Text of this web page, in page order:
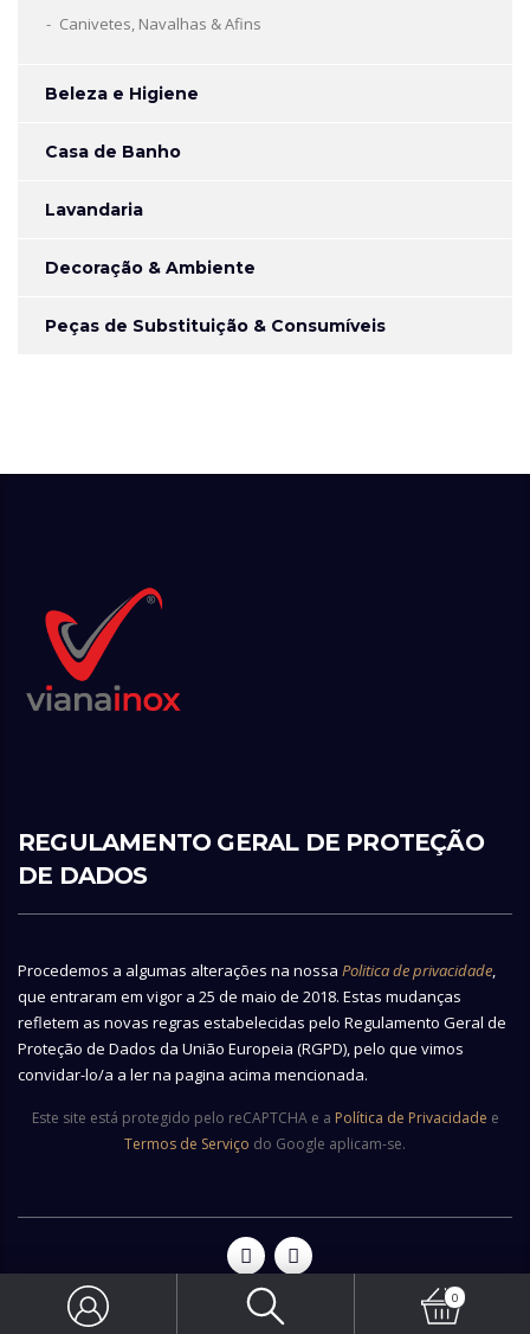
Canivetes, Navalhas & Afins
Beleza e Higiene
Casa de Banho
Lavandaria
Decoração & Ambiente
Peças de Substituição & Consumíveis
REGULAMENTO GERAL DE PROTEÇÃO
DE DADOS
Procedemos a algumas alterações na nossa Politica de privacidade,
que entraram em vigor a 25 de maio de 2018. Estas mudanças
refletem as novas regras estabelecidas pelo Regulamento Geral de
Proteção de Dados da União Europeia (RGPD), pelo que vimos
convidar-lo/a a ler na pagina acima mencionada.
Este site está protegido pelo reCAPTCHA e a Política de Privacidade e
Termos de Serviço do Google aplicam-se.
© 2026 Copyright Vianainox - All rights reserved | Made byEcobite
0